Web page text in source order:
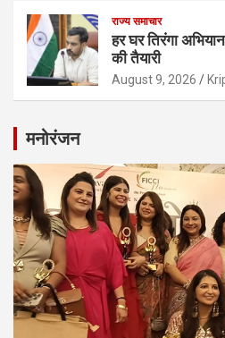
राज्य समाचार
हर घर तिरंगा
की तैयारी
August 9, 2026
मनोरंजन